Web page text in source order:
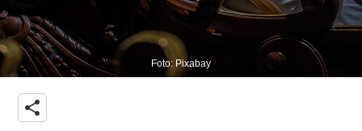
Foto: Pixabay
share